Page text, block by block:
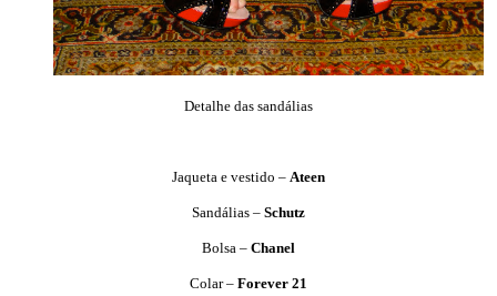
Detalhe das sandálias
Jaqueta e vestido – Ateen
Sandálias – Schutz
Bolsa – Chanel
Colar – Forever 21